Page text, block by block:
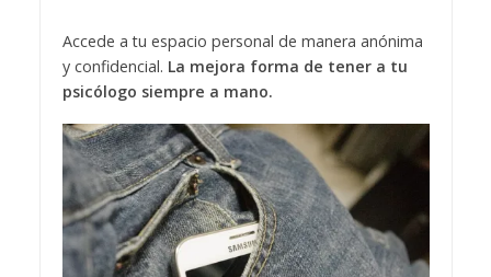
Accede a tu espacio personal de manera anónima
y confidencial. La mejora forma de tener a tu
psicólogo siempre a mano.